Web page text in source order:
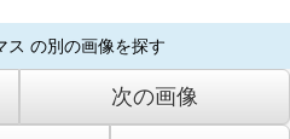
ス の別の画像を探す
次の画像